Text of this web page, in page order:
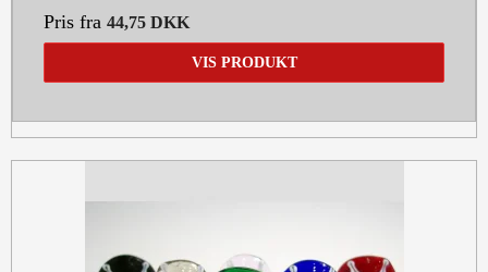
Pris fra 44,75 DKK
VIS PRODUKT